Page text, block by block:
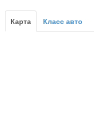
Карта Класс авто